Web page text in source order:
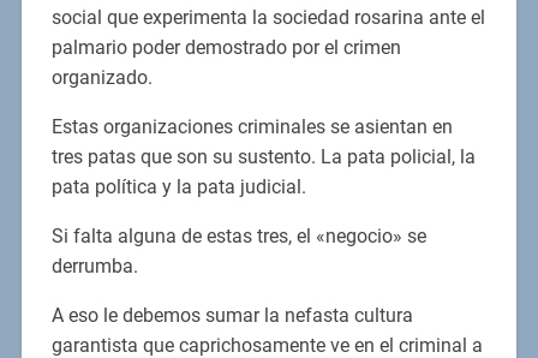
social que experimenta la sociedad rosarina ante el
palmario poder demostrado por el crimen
organizado.
Estas organizaciones criminales se asientan en
tres patas que son su sustento. La pata policial, la
pata política y la pata judicial.
Si falta alguna de estas tres, el «negocio» se
derrumba.
A eso le debemos sumar la nefasta cultura
garantista que caprichosamente ve en el criminal a